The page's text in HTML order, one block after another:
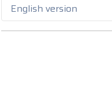
English version